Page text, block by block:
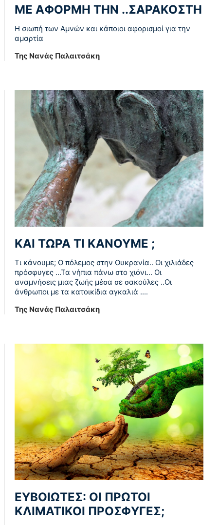
ΜΕ ΑΦΟΡΜΗ ΤΗΝ ..ΣΑΡΑΚΟΣΤΗ
Η σιωπή των Αμνών και κάποιοι αφορισμοί για την
αμαρτία
Της Νανάς Παλαιτσάκη
ΚΑΙ ΤΩΡΑ ΤΙ ΚΑΝΟΥΜΕ ;
Τι κάνουμε; Ο πόλεμος στην Ουκρανία.. Οι χιλιάδες
πρόσφυγες ...Τα νήπια πάνω στο χιόνι... Οι
αναμνήσεις μιας ζωής μέσα σε σακούλες ..Οι
άνθρωποι με τα κατοικίδια αγκαλιά ....
Της Νανάς Παλαιτσάκη
ΕΥΒΟΙΩΤΕΣ: ΟΙ ΠΡΩΤΟΙ
ΚΛΙΜΑΤΙΚΟΙ ΠΡΟΣΦΥΓΕΣ;